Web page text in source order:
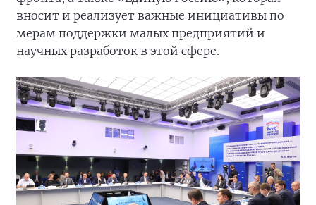
вносит и реализует важные инициативы по
мерам поддержки малых предприятий и
научных разработок в этой сфере.